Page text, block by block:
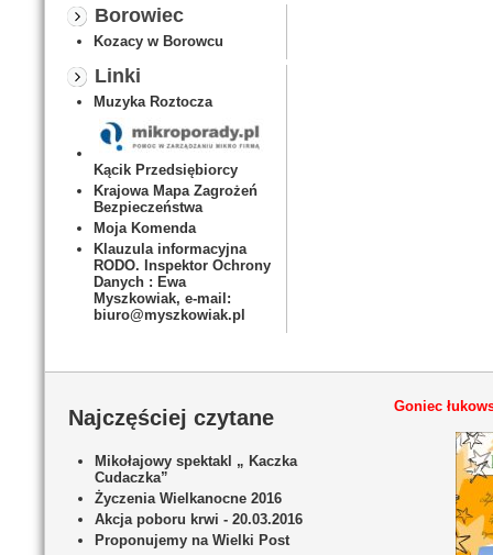
Borowiec
Kozacy w Borowcu
Linki
Muzyka Roztocza
Kącik Przedsiębiorcy
Krajowa Mapa Zagrożeń
Bezpieczeństwa
Moja Komenda
Klauzula informacyjna
RODO. Inspektor Ochrony
Danych : Ewa
Myszkowiak, e-mail:
biuro@myszkowiak.pl
Najczęściej czytane
Mikołajowy spektakl „ Kaczka
Cudaczka”
Życzenia Wielkanocne 2016
Akcja poboru krwi - 20.03.2016
Proponujemy na Wielki Post
Goniec